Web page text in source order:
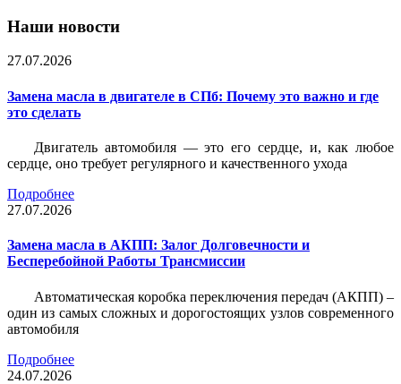
Наши новости
27.07.2026
Замена масла в двигателе в СПб: Почему это важно и где
это сделать
Двигатель автомобиля — это его сердце, и, как любое
сердце, оно требует регулярного и качественного ухода
Подробнее
27.07.2026
Замена масла в АКПП: Залог Долговечности и
Бесперебойной Работы Трансмиссии
Автоматическая коробка переключения передач (АКПП) –
один из самых сложных и дорогостоящих узлов современного
автомобиля
Подробнее
24.07.2026